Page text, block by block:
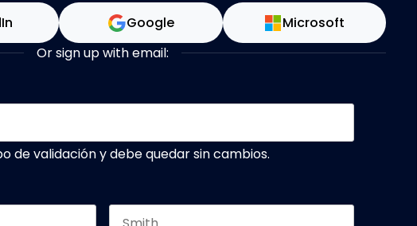
Google Microsoft
Or sign up with email:
de validación y debe quedar sin cambios.